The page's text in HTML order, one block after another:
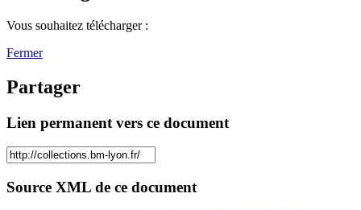
Vous souhaitez télécharger :
Fermer
Partager
Lien permanent vers ce document
Source XML de ce document